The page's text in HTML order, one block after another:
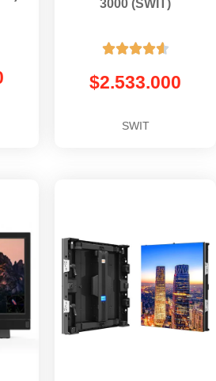
3000 (SWIT)

$2.533.000
SWIT